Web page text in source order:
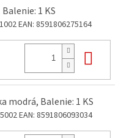
1 KS
EAN: 8591806275164
modrá, Balenie: 1 KS
EAN: 8591806093034